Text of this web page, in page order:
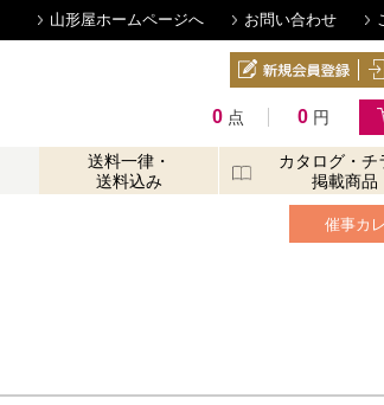
山形屋ホームページへ お問い合わせ
0 点 0 円
送料一律・
送料込み
カタログ・チ
掲載商品
催事カ